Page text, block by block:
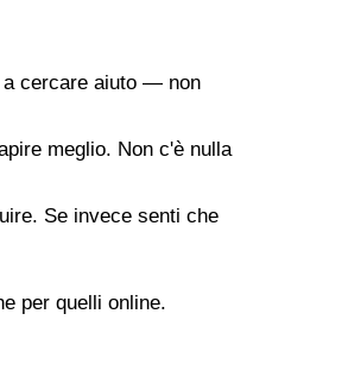
a cercare aiuto — non
meglio. Non c'è nulla
Se invece senti che
per quelli online.